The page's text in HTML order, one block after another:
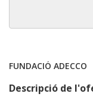
FUNDACIÓ ADECCO
Descripció de